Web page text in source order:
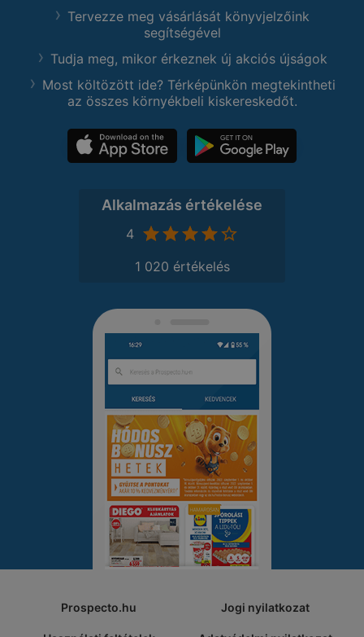
Tervezze meg vásárlását könyvjelzőink
segítségével
Tudja meg, mikor érkeznek új akciós újságok
Most költözött ide? Térképünkön megtekintheti
az összes környékbeli kiskereskedőt.
Alkalmazás értékelése
4
1 020 értékelés
Prospecto.hu Jogi nyilatkozat